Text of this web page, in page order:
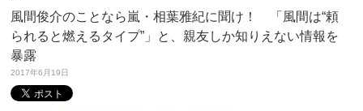
風間俊介のことなら嵐・相葉雅紀に聞け！ 「風間は“頼
られると燃えるタイプ”」と、親友しか知りえない情報を
暴露
2017年6月19日